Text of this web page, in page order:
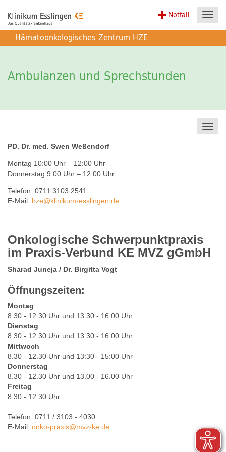
Notfall
Hämatoonkologisches Zentrum HZE
Ambulanzen und Sprechstunden
PD. Dr. med. Swen Weßendorf
Montag 10:00 Uhr – 12:00 Uhr
Donnerstag 9:00 Uhr – 12:00 Uhr
Telefon: 0711 3103 2541
E-Mail: hze@klinikum-esslingen.de
Onkologische Schwerpunktpraxis
im Praxis-Verbund KE MVZ gGmbH
Sharad Juneja / Dr. Birgitta Vogt
Öffnungszeiten:
Montag
8.30 - 12.30 Uhr und 13:30 - 16.00 Uhr
Dienstag
8.30 - 12.30 Uhr und 13:30 - 16.00 Uhr
Mittwoch
8.30 - 12.30 Uhr und 13:30 - 15:00 Uhr
Donnerstag
8.30 - 12.30 Uhr und 13.00 - 16.00 Uhr
Freitag
8.30 - 12.30 Uhr
Telefon: 0711 / 3103 - 4030
E-Mail: onko-praxis@mvz-ke.de